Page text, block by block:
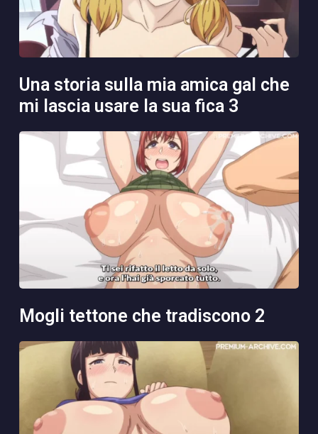
una storia sulla mia amica gal che
mi lascia usare la sua fica 3
mogli tettone che tradiscono 2